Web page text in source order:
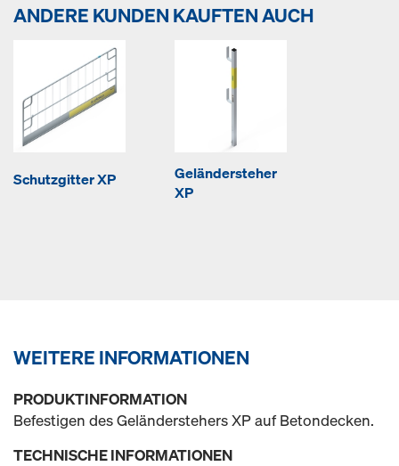
ANDERE KUNDEN KAUFTEN AUCH
Schutzgitter XP
Geländersteher
XP
WEITERE INFORMATIONEN
PRODUKTINFORMATION
Befestigen des Geländerstehers XP auf Betondecken.
TECHNISCHE INFORMATIONEN